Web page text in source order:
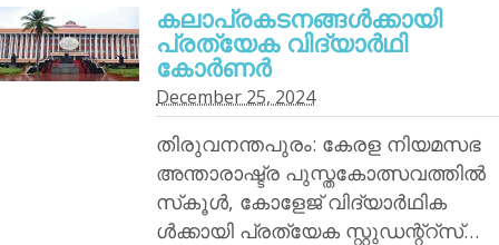
കലാപ്രകടനങ്ങള്‍ക്കായി
പ്രത്യേക വിദ്യാര്‍ഥി
കോര്‍ണര്‍
December 25, 2024
തിരുവനന്തപുരം: കേരള നിയമസഭ
അന്താരാഷ്ട്ര പുസ്തകോത്സവത്തില്‍
സ്‌കൂള്‍, കോളേജ് വിദ്യാര്‍ഥിക
ള്‍ക്കായി പ്രത്യേക സ്റ്റുഡന്റ്‌റ്‌സ്…